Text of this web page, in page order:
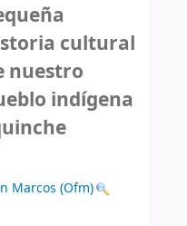
cultural
nuestro
indígena
Marcos (Ofm)